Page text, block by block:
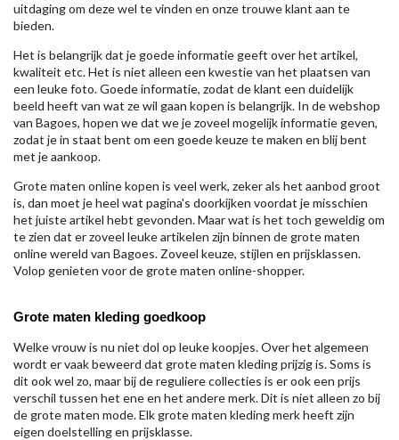
uitdaging om deze wel te vinden en onze trouwe klant aan te
bieden.
Het is belangrijk dat je goede informatie geeft over het artikel,
kwaliteit etc. Het is niet alleen een kwestie van het plaatsen van
een leuke foto. Goede informatie, zodat de klant een duidelijk
beeld heeft van wat ze wil gaan kopen is belangrijk. In de webshop
van Bagoes, hopen we dat we je zoveel mogelijk informatie geven,
zodat je in staat bent om een goede keuze te maken en blij bent
met je aankoop.
Grote maten online kopen is veel werk, zeker als het aanbod groot
is, dan moet je heel wat pagina's doorkijken voordat je misschien
het juiste artikel hebt gevonden. Maar wat is het toch geweldig om
te zien dat er zoveel leuke artikelen zijn binnen de grote maten
online wereld van Bagoes. Zoveel keuze, stijlen en prijsklassen.
Volop genieten voor de grote maten online-shopper.
Grote maten kleding goedkoop
Welke vrouw is nu niet dol op leuke koopjes. Over het algemeen
wordt er vaak beweerd dat grote maten kleding prijzig is. Soms is
dit ook wel zo, maar bij de reguliere collecties is er ook een prijs
verschil tussen het ene en het andere merk. Dit is niet alleen zo bij
de grote maten mode. Elk grote maten kleding merk heeft zijn
eigen doelstelling en prijsklasse.